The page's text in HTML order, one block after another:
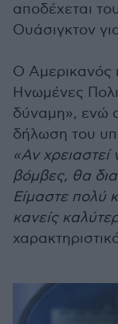
αποδέχεται
Ουάσιγκτον
Ο Αμερικανός
Ηνωμένες
δύναμη», ενώ
δήλωση του
«Αν
βόμβες, θα
Είμαστε πολύ
κανείς